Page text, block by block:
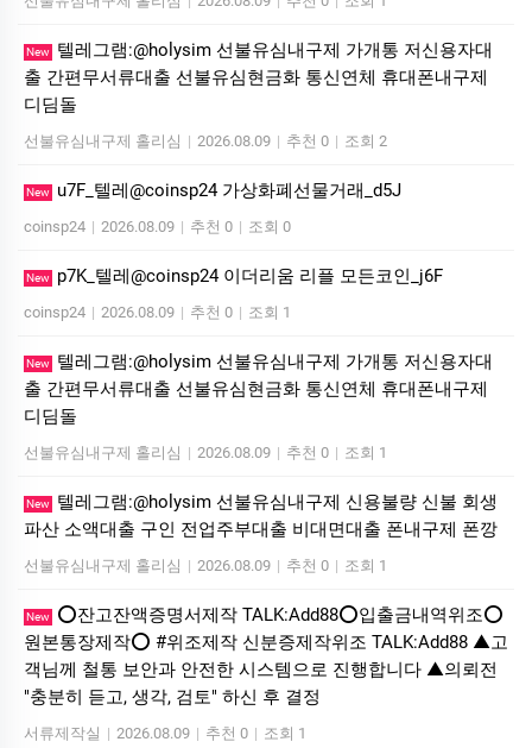
New
텔레그램:@holysim 선불유심내구제 가개통 저신용자대
출 간편무서류대출 선불유심현금화 통신연체 휴대폰내구제
디딤돌
선불유심내구제 홀리심 | 2026.08.09 | 추천 0 | 조회 2
New u7F_텔레@coinsp24 가상화폐선물거래_d5J
coinsp24 | 2026.08.09 | 추천 0 | 조회 0
New p7K_텔레@coinsp24 이더리움 리플 모든코인_j6F
coinsp24 | 2026.08.09 | 추천 0 | 조회 1
New
텔레그램:@holysim 선불유심내구제 가개통 저신용자대
출 간편무서류대출 선불유심현금화 통신연체 휴대폰내구제
디딤돌
선불유심내구제 홀리심 | 2026.08.09 | 추천 0 | 조회 1
New
텔레그램:@holysim 선불유심내구제 신용불량 신불 회생
파산 소액대출 구인 전업주부대출 비대면대출 폰내구제 폰깡
선불유심내구제 홀리심 | 2026.08.09 | 추천 0 | 조회 1
New
⭕️잔고잔액증명서제작 TALK:Add88⭕️입출금내역위조⭕️
원본통장제작⭕️ #위조제작 신분증제작위조 TALK:Add88 ▲고
객님께 철통 보안과 안전한 시스템으로 진행합니다 ▲의뢰전
"충분히 듣고, 생각, 검토" 하신 후 결정
서류제작실 | 2026.08.09 | 추천 0 | 조회 1